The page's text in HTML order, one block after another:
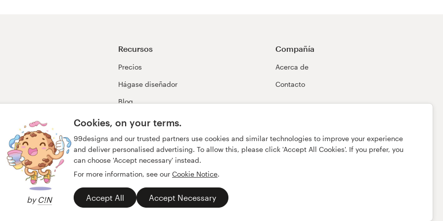
by C!N
Cookies, on your terms.
99designs and our trusted partners use cookies and similar technologies to improve your experience
and deliver personalised advertising. To allow this, please click 'Accept All Cookies'. If you prefer, you
can choose 'Accept necessary' instead.
For more information, see our Cookie Notice.
Accept All Accept Necessary
Recursos
Precios
Hágase diseñador
Blog
Compañía
Acerca de
Contacto